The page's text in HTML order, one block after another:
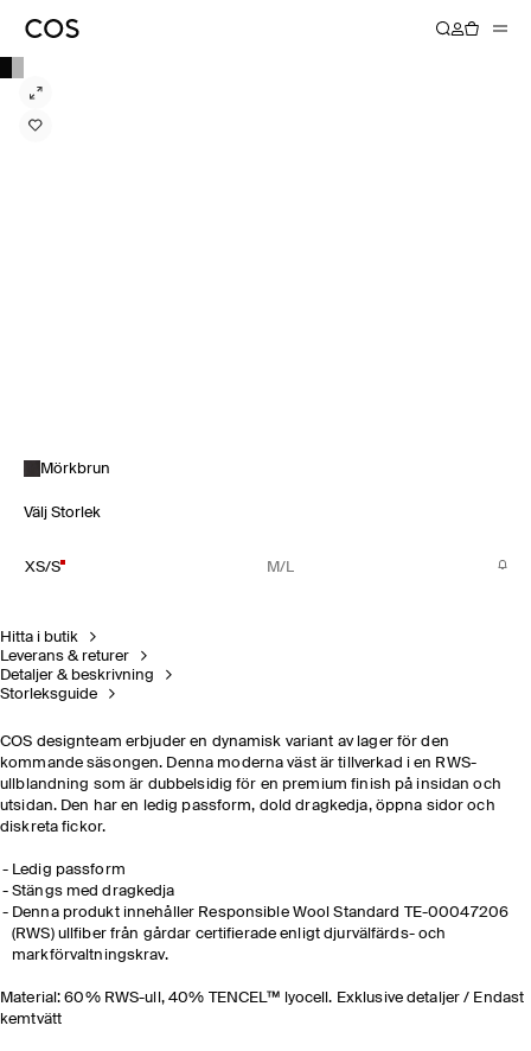
Mörkbrun
Välj Storlek
XS/S M/L
Hitta i butik
Leverans & returer
Detaljer & beskrivning
Storleksguide
COS designteam erbjuder en dynamisk variant av lager för den
kommande säsongen. Denna moderna väst är tillverkad i en RWS-
ullblandning som är dubbelsidig för en premium finish på insidan och
utsidan. Den har en ledig passform, dold dragkedja, öppna sidor och
diskreta fickor.
Ledig passform
Stängs med dragkedja
Denna produkt innehåller Responsible Wool Standard TE-00047206
(RWS) ullfiber från gårdar certifierade enligt djurvälfärds- och
markförvaltningskrav.
Material: 60% RWS-ull, 40% TENCEL™ lyocell. Exklusive detaljer / Endast
kemtvätt